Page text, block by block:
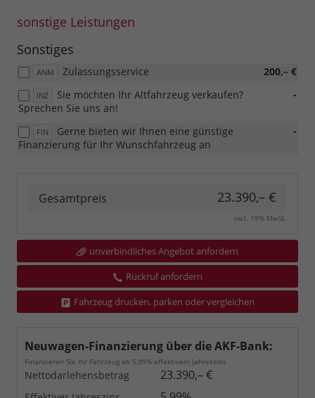
sonstige Leistungen
Sonstiges
ANM 200,– €
Zulassungsservice
INZ -
Sie möchten Ihr Altfahrzeug verkaufen?
Sprechen Sie uns an!
FIN -
Gerne bieten wir Ihnen eine günstige
Finanzierung für Ihr Wunschfahrzeug an
Gesamtpreis 23.390,– €
incl. 19% MwSt.
unverbindliches Angebot anfordern
Rückruf anfordern
Fahrzeug drucken, parken oder vergleichen
Neuwagen-Finanzierung über die AKF-Bank:
Finanzieren Sie Ihr Fahrzeug ab 5,99% effektivem Jahreszins
Nettodarlehensbetrag 23.390,– €